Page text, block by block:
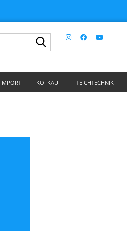
Suche...
KOI KAUF TEICHTECHNIK